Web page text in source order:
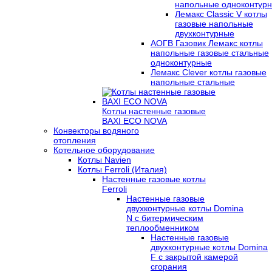
напольные
Лемакс Classic V котлы
газовые напольные
двухконтурные
АОГВ Газовик Лемакс котлы
напольные газовые стальные
одноконтурные
Лемакс Clever котлы газовые
напольные стальные
Котлы настенные газовые
BAXI ECO NOVA
Конвекторы водяного
отопления
Котельное оборудование
Котлы Navien
Котлы Ferroli (Италия)
Настенные газовые котлы
Ferroli
Настенные газовые
двухконтурные котлы Domina
N с битермическим
теплообменником
Настенные газовые
двухконтурные котлы Domina
F с закрытой камерой
сгорания